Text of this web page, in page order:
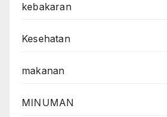
kebakaran
Kesehatan
makanan
MINUMAN